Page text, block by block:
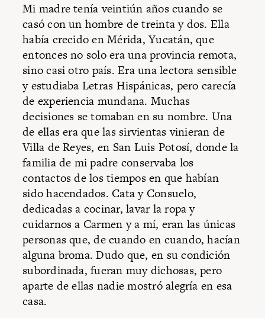
Mi madre tenía veintiún años cuando se
casó con un hombre de treinta y dos. Ella
había crecido en Mérida, Yucatán, que
entonces no solo era una provincia remota,
sino casi otro país. Era una lectora sensible
y estudiaba Letras Hispánicas, pero carecía
de experiencia mundana. Muchas
decisiones se tomaban en su nombre. Una
de ellas era que las sirvientas vinieran de
Villa de Reyes, en San Luis Potosí, donde la
familia de mi padre conservaba los
contactos de los tiempos en que habían
sido hacendados. Cata y Consuelo,
dedicadas a cocinar, lavar la ropa y
cuidarnos a Carmen y a mí, eran las únicas
personas que, de cuando en cuando, hacían
alguna broma. Dudo que, en su condición
subordinada, fueran muy dichosas, pero
aparte de ellas nadie mostró alegría en esa
casa.